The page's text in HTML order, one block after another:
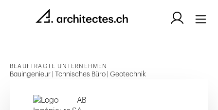
BEAUFTRAGTE UNTERNEHMEN
Bauingenieur | Tchnisches Büro | Geotechnik